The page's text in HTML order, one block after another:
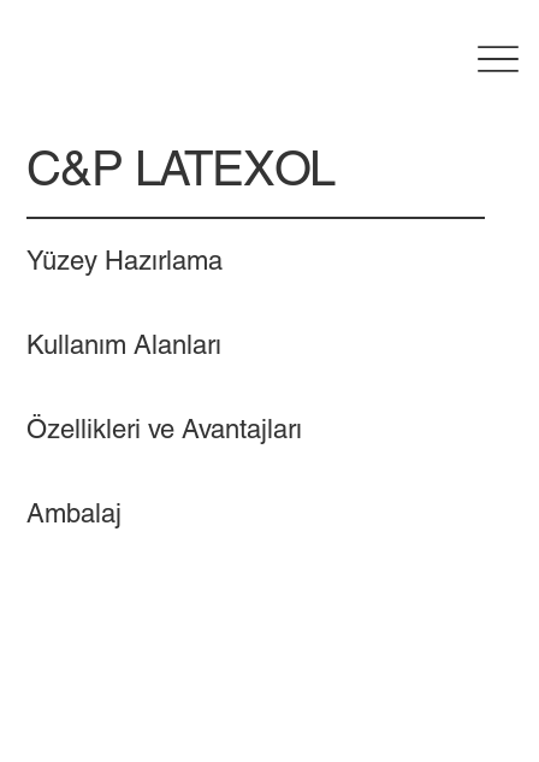
C&P LATEXOL
Yüzey Hazırlama
Kullanım Alanları
Özellikleri ve Avantajları
Ambalaj